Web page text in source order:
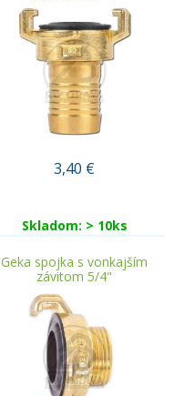
3,40 €
Skladom: > 10ks
Geka spojka s vonkajším
závitom 5/4"